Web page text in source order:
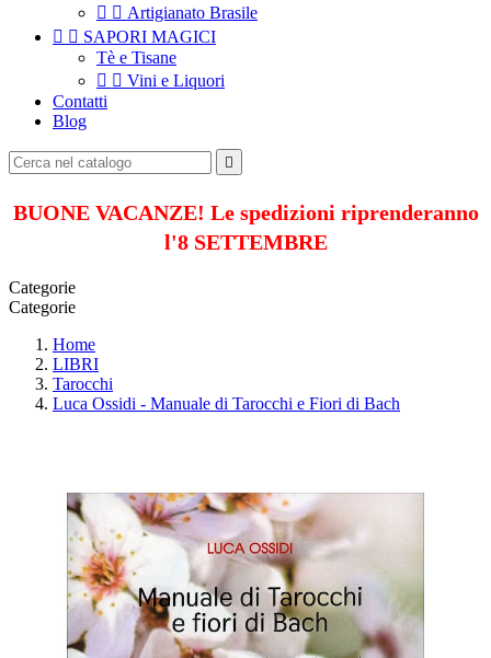
  Artigianato Brasile
  SAPORI MAGICI
Tè e Tisane
  Vini e Liquori
Contatti
Blog

BUONE VACANZE! Le spedizioni riprenderanno
l'8 SETTEMBRE
Categorie
Categorie
Home
LIBRI
Tarocchi
Luca Ossidi - Manuale di Tarocchi e Fiori di Bach